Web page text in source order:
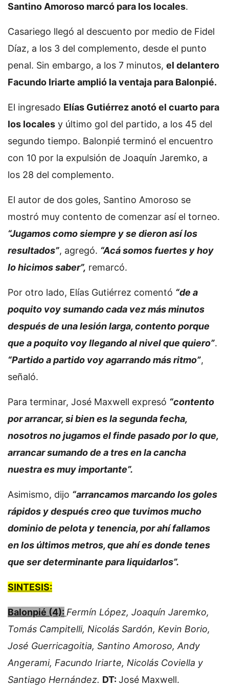
Santino Amoroso marcó para los locales.
Casariego llegó al descuento por medio de Fidel
Díaz, a los 3 del complemento, desde el punto
penal. Sin embargo, a los 7 minutos, el delantero
Facundo Iriarte amplió la ventaja para Balonpié.
El ingresado Elías Gutiérrez anotó el cuarto para
los locales y último gol del partido, a los 45 del
segundo tiempo. Balonpié terminó el encuentro
con 10 por la expulsión de Joaquín Jaremko, a
los 28 del complemento.
El autor de dos goles, Santino Amoroso se
mostró muy contento de comenzar así el torneo.
“Jugamos como siempre y se dieron así los
resultados”, agregó. “Acá somos fuertes y hoy
lo hicimos saber”, remarcó.
Por otro lado, Elías Gutiérrez comentó “de a
poquito voy sumando cada vez más minutos
después de una lesión larga, contento porque
que a poquito voy llegando al nivel que quiero”.
“Partido a partido voy agarrando más ritmo”,
señaló.
Para terminar, José Maxwell expresó “contento
por arrancar, si bien es la segunda fecha,
nosotros no jugamos el finde pasado por lo que,
arrancar sumando de a tres en la cancha
nuestra es muy importante”.
Asimismo, dijo “arrancamos marcando los goles
rápidos y después creo que tuvimos mucho
dominio de pelota y tenencia, por ahí fallamos
en los últimos metros, que ahí es donde tenes
que ser determinante para liquidarlos”.
SINTESIS:
Balonpié (4): Fermín López, Joaquín Jaremko,
Tomás Campitelli, Nicolás Sardón, Kevin Borio,
José Guerricagoitia, Santino Amoroso, Andy
Angerami, Facundo Iriarte, Nicolás Coviella y
Santiago Hernández. DT: José Maxwell.